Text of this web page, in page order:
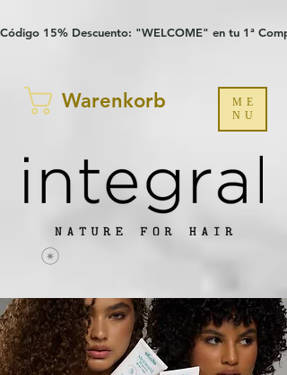
Código 15% Descuento: "WELCOME" en tu 1ª
Warenkorb
ME
NU